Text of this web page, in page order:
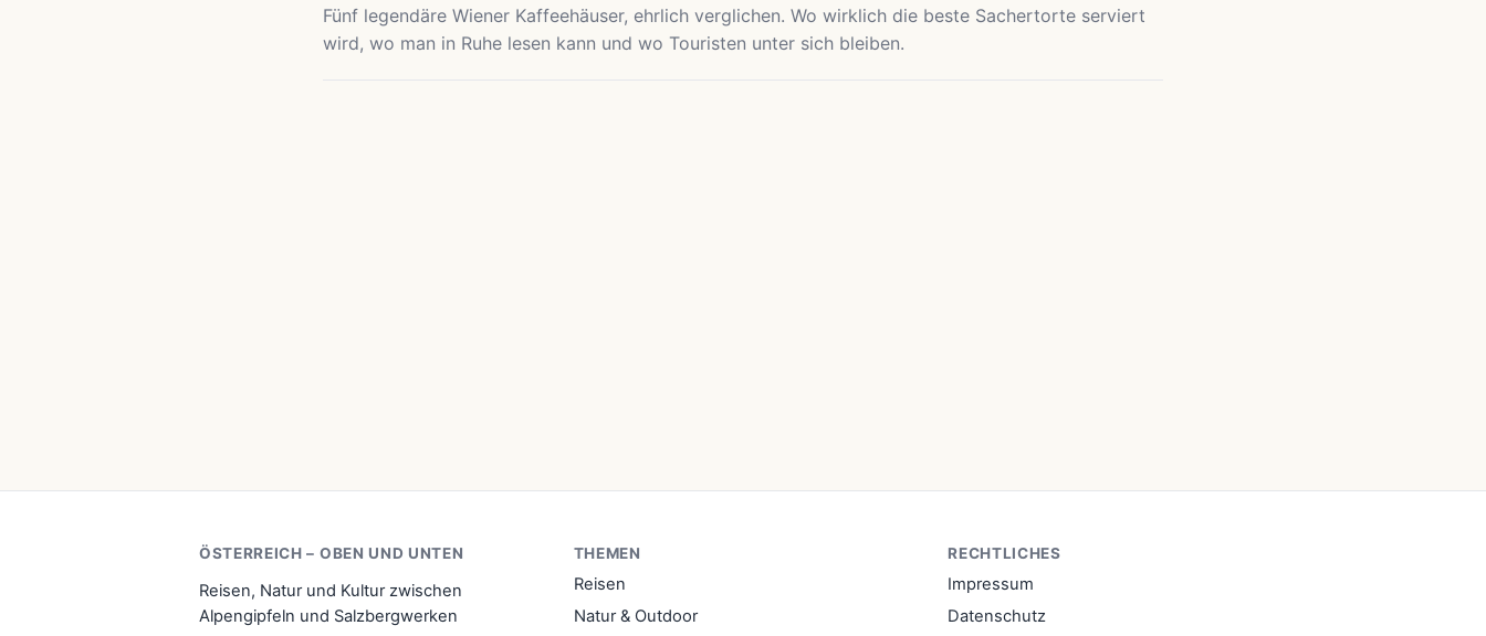
Fünf legendäre Wiener Kaffeehäuser, ehrlich verglichen. Wo wirklich die beste Sachertorte serviert
wird, wo man in Ruhe lesen kann und wo Touristen unter sich bleiben.
ÖSTERREICH – OBEN UND UNTEN
Reisen, Natur und Kultur zwischen
Alpengipfeln und Salzbergwerken
THEMEN
Reisen
Natur & Outdoor
RECHTLICHES
Impressum
Datenschutz